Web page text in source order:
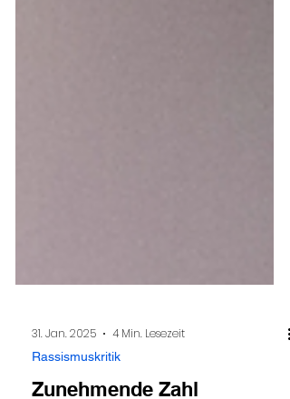
31. Jan. 2025 4 Min. Lesezeit